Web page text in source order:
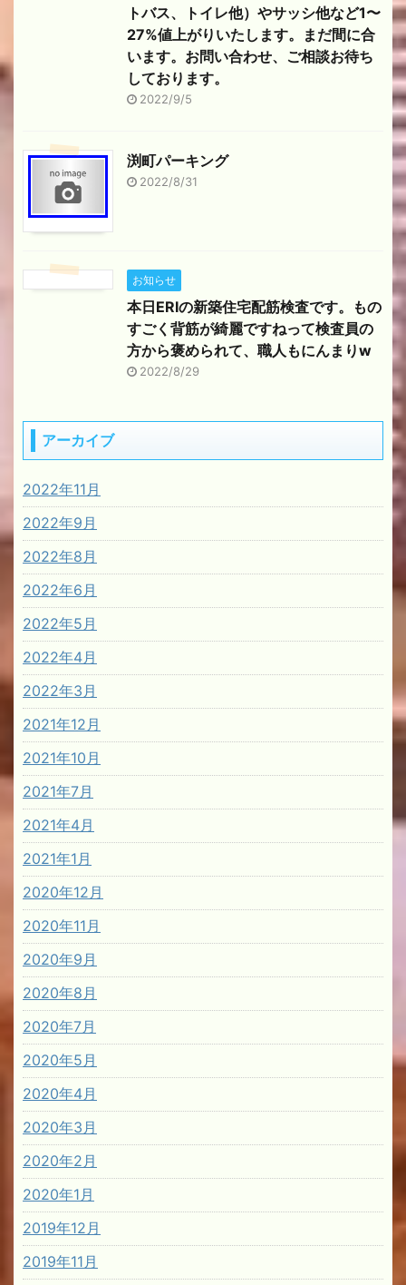
トバス、トイレ他）やサッシ他など1〜
27%値上がりいたします。まだ間に合
います。お問い合わせ、ご相談お待ち
しております。
2022/9/5
渕町パーキング
2022/8/31
お知らせ
本日ERIの新築住宅配筋検査です。もの
すごく背筋が綺麗ですねって検査員の
方から褒められて、職人もにんまりw
2022/8/29
アーカイブ
2022年11月
2022年9月
2022年8月
2022年6月
2022年5月
2022年4月
2022年3月
2021年12月
2021年10月
2021年7月
2021年4月
2021年1月
2020年12月
2020年11月
2020年9月
2020年8月
2020年7月
2020年5月
2020年4月
2020年3月
2020年2月
2020年1月
2019年12月
2019年11月